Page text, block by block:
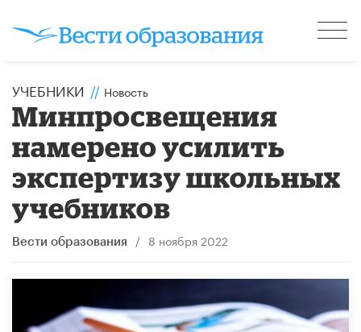
УЧЕБНИКИ // Новость
Минпросвещения
намерено усилить
экспертизу школьных
учебников
Вести образования / 8 ноября 2022